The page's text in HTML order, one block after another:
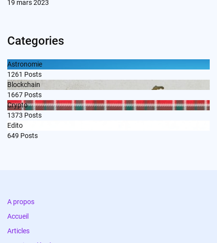
19 mars 2023
Categories
Astronomie
1261 Posts
Blockchain
1667 Posts
Crypto
1373 Posts
Edito
649 Posts
A propos
Accueil
Articles